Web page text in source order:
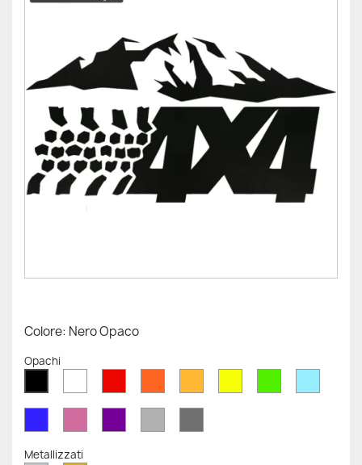
Colore: Nero Opaco
Opachi
Opaco OpacoOpacoOpacoOpacoOpacoOpacoOpaco
OpacoOpacoOpacoChiaroScuro
Metallizzati